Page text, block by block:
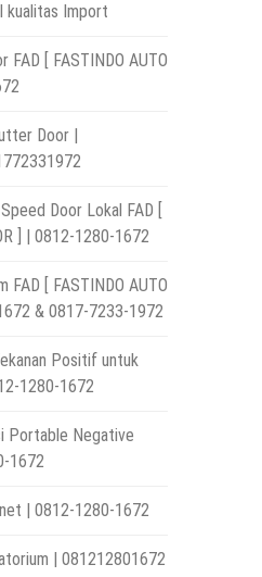
kualitas Import
FAD [ FASTINDO AUTO
Door |
Door Lokal FAD [
] | 0812-1280-1672
[ FASTINDO AUTO
& 0817-7233-1972
Positif untuk
1280-1672
Portable Negative
1672
| 0812-1280-1672
| 081212801672